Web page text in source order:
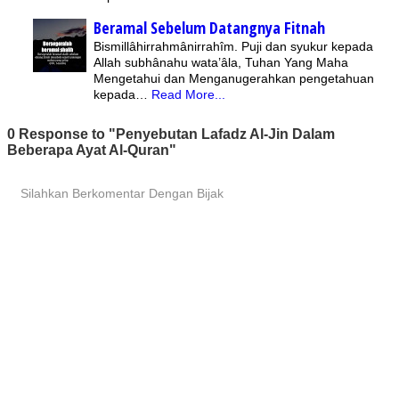
Beramal Sebelum Datangnya Fitnah
Bismillâhirrahmânirrahîm. Puji dan syukur kepada
Allah subhânahu wata’âla, Tuhan Yang Maha
Mengetahui dan Menganugerahkan pengetahuan
kepada…
Read More...
0 Response to "Penyebutan Lafadz Al-Jin Dalam
Beberapa Ayat Al-Quran"
Silahkan Berkomentar Dengan Bijak